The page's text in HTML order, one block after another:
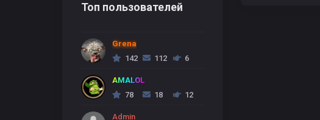
Топ пользователей
Grena
142
112 6
AMALOL
78
18 12
Admin